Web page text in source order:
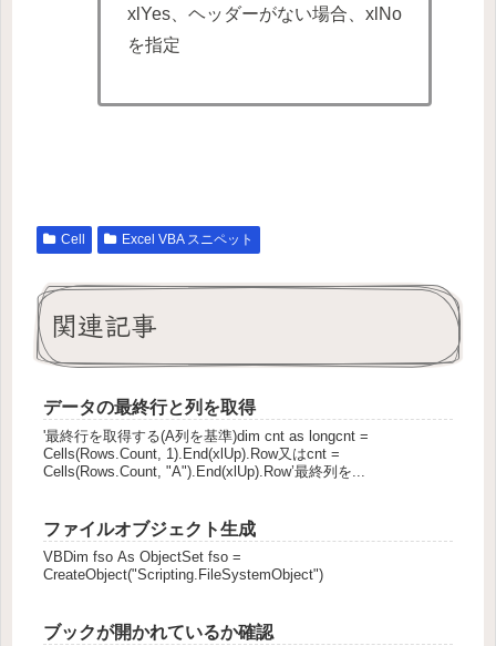
xlYes、ヘッダーがない場合、xlNo
を指定
Cell Excel VBA スニペット
関連記事
データの最終行と列を取得
'最終行を取得する(A列を基準)dim cnt as longcnt =
Cells(Rows.Count, 1).End(xlUp).Row又はcnt =
Cells(Rows.Count, "A").End(xlUp).Row’最終列を...
ファイルオブジェクト生成
VBDim fso As ObjectSet fso =
CreateObject("Scripting.FileSystemObject")
ブックが開かれているか確認